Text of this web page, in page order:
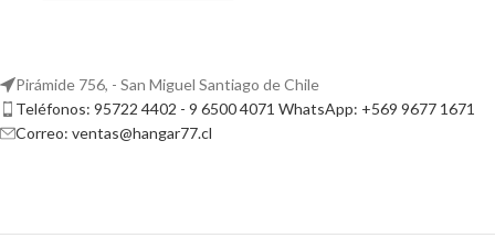
Pirámide 756, - San Miguel Santiago de Chile
Teléfonos: 95722 4402 - 9 6500 4071 WhatsApp: +569 9677 1671
Correo: ventas@hangar77.cl